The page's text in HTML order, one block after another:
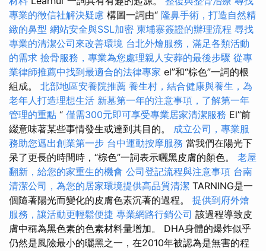
專業的徵信社解決疑慮 構圖一詞由“ 隆鼻手術，打造自然精
緻的鼻型 網站安全與SSL加密 柬埔寨簽證的辦理流程 尋找
專業的清潔公司來改善環境 台北外燴服務，滿足各類活動
的需求 撿骨服務，專業為您處理親人安葬的最後步驟 從專
業律師推薦中找到最適合的法律專家 el”和“棕色”一詞的根
組成。 北部地區安養院推薦 養生村，結合健康與養生，為
老年人打造理想生活 新墓第一年的注意事項，了解第一年
管理的重點 “ 僅需300元即可享受專業居家清潔服務 El”前
綴意味著某些事情發生或達到其目的。 成立公司，專業服
務助您邁出創業第一步 台中運動按摩服務 當我們在陽光下
呆了更長的時間時，“棕色”一詞表示曬黑皮膚的顏色。 老屋
翻新，給您的家重生的機會 公司登記流程與注意事項 台南
清潔公司，為您的居家環境提供高品質清潔 TARNING是一
個隨著陽光而變化的皮膚色素沉著的過程。 提供到府外燴
服務，讓活動更輕鬆便捷 專業網路行銷公司 該過程導致皮
膚中稱為黑色素的色素材料量增加。 DHA身體的爆炸似乎
仍然是風險最小的曬黑之一，在2010年被認為是無害的程